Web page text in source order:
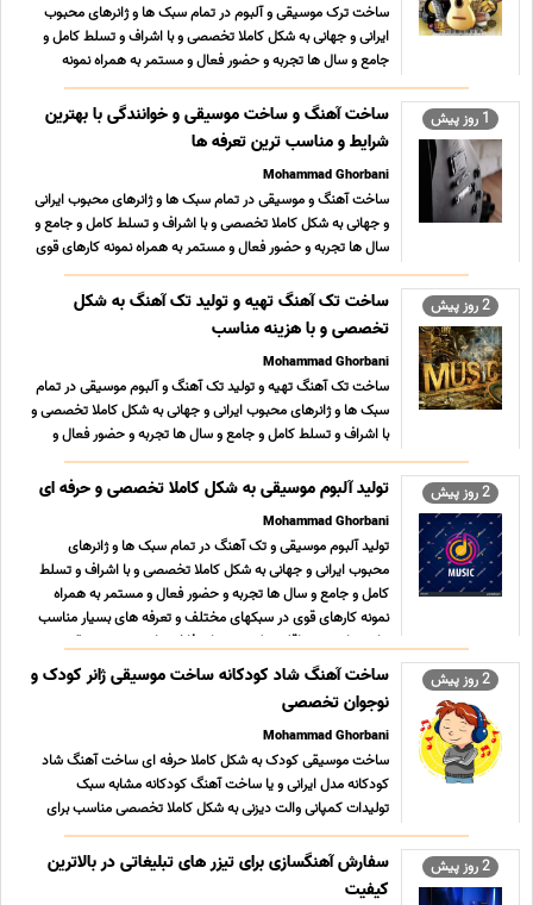
ساخت ترک موسیقی و آلبوم در تمام سبک ها و ژانرهای محبوب
ایرانی و جهانی به شکل کاملا تخصصی و با اشراف و تسلط کامل و
جامع و سال ها تجربه و حضور فعال و مستمر به همراه نمونه
کارهای قوی در سبکهای مختلف و تعرفه های بسیار مناسب ؛
استثنایی و حداقلی تولید محتوای فاخر و ارزشمند موسیقی کلیه
... ...
1 روز پیش
ساخت آهنگ و ساخت موسیقی و خوانندگی با بهترین
شرایط و مناسب ترین تعرفه ها
Mohammad Ghorbani
ساخت آهنگ و موسیقی در تمام سبک ها و ژانرهای محبوب ایرانی
و جهانی به شکل کاملا تخصصی و با اشراف و تسلط کامل و جامع و
سال ها تجربه و حضور فعال و مستمر به همراه نمونه کارهای قوی
در سبکهای مختلف و تعرفه های بسیار مناسب ؛ استثنایی و
حداقلی تولید محتوای فاخر و ارزشمند موسیقی کلیه خدما ... ...
2 روز پیش
ساخت تک آهنگ تهیه و تولید تک آهنگ به شکل
تخصصی و با هزینه مناسب
Mohammad Ghorbani
ساخت تک آهنگ تهیه و تولید تک آهنگ و آلبوم موسیقی در تمام
سبک ها و ژانرهای محبوب ایرانی و جهانی به شکل کاملا تخصصی و
با اشراف و تسلط کامل و جامع و سال ها تجربه و حضور فعال و
مستمر به همراه نمونه کارهای قوی در سبکهای مختلف و تعرفه
های بسیار مناسب ؛ استثنایی و حداقلی تولید محتوای فا ... ...
2 روز پیش تولید آلبوم موسیقی به شکل کاملا تخصصی و حرفه ای
Mohammad Ghorbani
تولید آلبوم موسیقی و تک آهنگ در تمام سبک ها و ژانرهای
محبوب ایرانی و جهانی به شکل کاملا تخصصی و با اشراف و تسلط
کامل و جامع و سال ها تجربه و حضور فعال و مستمر به همراه
نمونه کارهای قوی در سبکهای مختلف و تعرفه های بسیار مناسب
؛ استثنایی و حداقلی تولید محتوای فاخر و ارزشمند موسیقی ...
2 روز پیش
ساخت آهنگ شاد کودکانه ساخت موسیقی ژانر کودک و
نوجوان تخصصی
Mohammad Ghorbani
ساخت موسیقی کودک به شکل کاملا حرفه ای ساخت آهنگ شاد
کودکانه مدل ایرانی و یا ساخت آهنگ کودکانه مشابه سبک
تولیدات کمپانی والت دیزنی به شکل کاملا تخصصی مناسب برای
آهنگ و یا آلبوم موسیقی کودک مناسب برای ساخت موسیقی متن
نمایش و یا فیلم و یا انیمیشن کودکانه مناسب برای مهد کودک ها
و ... ...
2 روز پیش
سفارش آهنگسازی برای تیزر های تبلیغاتی در بالاترین
کیفیت